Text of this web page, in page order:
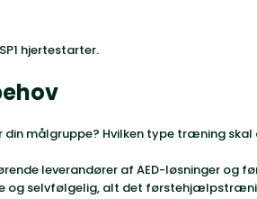
hjertestarter.
målgruppe? Hvilken type træning
leverandører af AED-løsninger og
og selvfølgelig, alt det